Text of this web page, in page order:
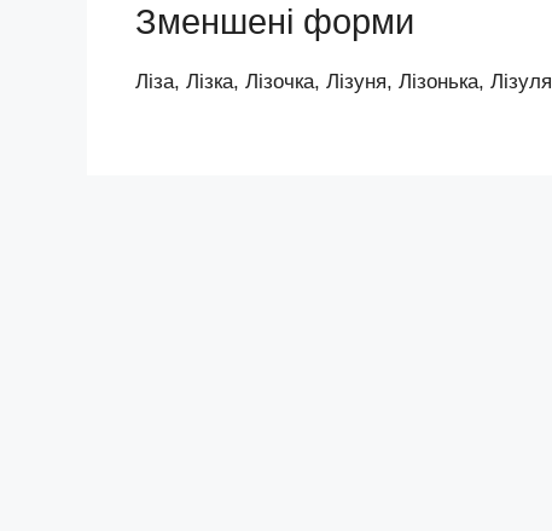
Зменшені форми
Ліза, Лізка, Лізочка, Лізуня, Лізонька, Лізуля